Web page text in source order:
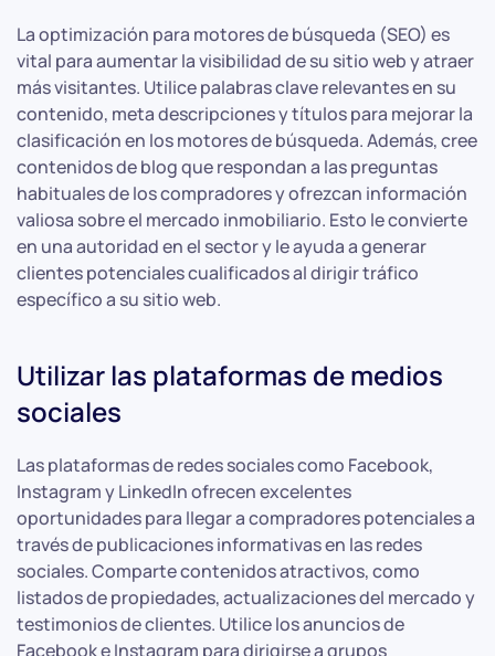
La optimización para motores de búsqueda (SEO) es
vital para aumentar la visibilidad de su sitio web y atraer
más visitantes. Utilice palabras clave relevantes en su
contenido, meta descripciones y títulos para mejorar la
clasificación en los motores de búsqueda. Además, cree
contenidos de blog que respondan a las preguntas
habituales de los compradores y ofrezcan información
valiosa sobre el mercado inmobiliario. Esto le convierte
en una autoridad en el sector y le ayuda a generar
clientes potenciales cualificados al dirigir tráfico
específico a su sitio web.
Utilizar las plataformas de medios
sociales
Las plataformas de redes sociales como Facebook,
Instagram y LinkedIn ofrecen excelentes
oportunidades para llegar a compradores potenciales a
través de publicaciones informativas en las redes
sociales. Comparte contenidos atractivos, como
listados de propiedades, actualizaciones del mercado y
testimonios de clientes. Utilice los anuncios de
Facebook e Instagram para dirigirse a grupos